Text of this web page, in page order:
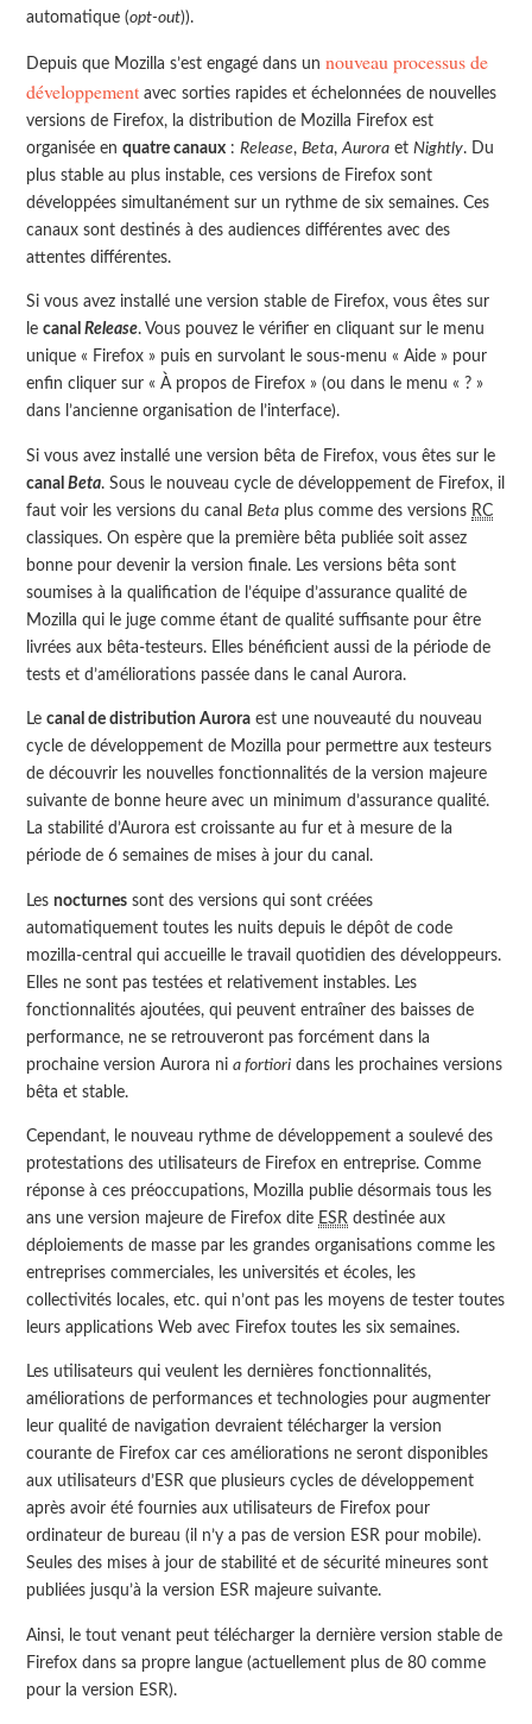
automatique (opt-out)).
Depuis que Mozilla s’est engagé dans unnouveau processus de
développement avec sorties rapides et échelonnées de nouvelles
versions de Firefox, la distribution de Mozilla Firefox est
organisée enquatre canaux :Release,Beta,Aurora etNightly. Du
plus stable au plus instable, ces versions de Firefox sont
développées simultanément sur un rythme de six semaines. Ces
canaux sont destinés à des audiences différentes avec des
attentes différentes.
Si vous avez installé une version stable de Firefox, vous êtes sur
lecanalRelease. Vous pouvez le vérifier en cliquant sur le menu
unique « Firefox » puis en survolant le sous-menu « Aide » pour
enfin cliquer sur « À propos de Firefox » (ou dans le menu « ? »
dans l’ancienne organisation de l’interface).
Si vous avez installé une version bêta de Firefox, vous êtes sur le
canalBeta. Sous le nouveau cycle de développement de Firefox, il
faut voir les versions du canalBeta plus comme des versions RC
classiques. On espère que la première bêta publiée soit assez
bonne pour devenir la version finale. Les versions bêta sont
soumises à la qualification de l’équipe d’assurance qualité de
Mozilla qui le juge comme étant de qualité suffisante pour être
livrées aux bêta-testeurs. Elles bénéficient aussi de la période de
tests et d’améliorations passée dans le canal Aurora.
Lecanal de distribution Aurora est une nouveauté du nouveau
cycle de développement de Mozilla pour permettre aux testeurs
de découvrir les nouvelles fonctionnalités de la version majeure
suivante de bonne heure avec un minimum d’assurance qualité.
La stabilité d’Aurora est croissante au fur et à mesure de la
période de 6 semaines de mises à jour du canal.
Lesnocturnes sont des versions qui sont créées
automatiquement toutes les nuits depuis le dépôt de code
mozilla-central qui accueille le travail quotidien des développeurs.
Elles ne sont pas testées et relativement instables. Les
fonctionnalités ajoutées, qui peuvent entraîner des baisses de
performance, ne se retrouveront pas forcément dans la
prochaine version Aurora nia fortiori dans les prochaines versions
bêta et stable.
Cependant, le nouveau rythme de développement a soulevé des
protestations des utilisateurs de Firefox en entreprise. Comme
réponse à ces préoccupations, Mozilla publie désormais tous les
ans une version majeure de Firefox dite ESR destinée aux
déploiements de masse par les grandes organisations comme les
entreprises commerciales, les universités et écoles, les
collectivités locales, etc. qui n’ont pas les moyens de tester toutes
leurs applications Web avec Firefox toutes les six semaines.
Les utilisateurs qui veulent les dernières fonctionnalités,
améliorations de performances et technologies pour augmenter
leur qualité de navigation devraient télécharger la version
courante de Firefox car ces améliorations ne seront disponibles
aux utilisateurs d’ESR que plusieurs cycles de développement
après avoir été fournies aux utilisateurs de Firefox pour
ordinateur de bureau (il n’y a pas de version ESR pour mobile).
Seules des mises à jour de stabilité et de sécurité mineures sont
publiées jusqu’à la version ESR majeure suivante.
Ainsi, le tout venant peut télécharger la dernière version stable de
Firefox dans sa propre langue (actuellement plus de 80 comme
pour la version ESR).